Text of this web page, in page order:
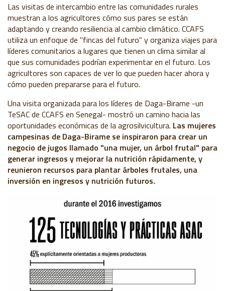
Las visitas de intercambio entre las comunidades rurales
muestran a los agricultores cómo sus pares se están
adaptando y creando resiliencia al cambio climático. CCAFS
utiliza un enfoque de "fincas del futuro" y organiza viajes para
líderes comunitarios a lugares que tienen un clima similar al
que sus comunidades podrían experimentar en el futuro. Los
agricultores son capaces de ver lo que pueden hacer ahora y
cómo pueden prepararse para el futuro.
Una visita organizada para los líderes de Daga-Birame -un
TeSAC de CCAFS en Senegal- mostró un camino hacia las
oportunidades económicas de la agrosilvicultura. Las mujeres
campesinas de Daga-Birame se inspiraron para crear un
negocio de jugos llamado "una mujer, un árbol frutal" para
generar ingresos y mejorar la nutrición rápidamente, y
reunieron recursos para plantar árboles frutales, una
inversión en ingresos y nutrición futuros.